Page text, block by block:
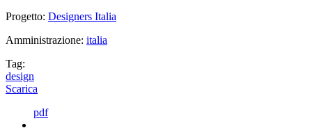
Progetto: Designers Italia
Amministrazione: italia
Tag:
design
Scarica
pdf